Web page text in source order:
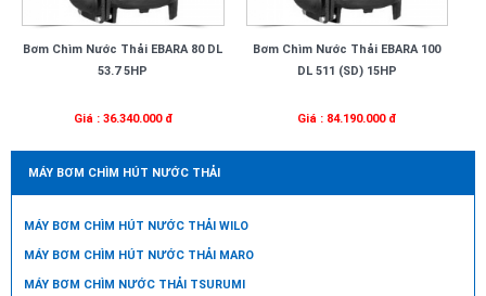
Bơm Chìm Nước Thải EBARA 80 DL
53.7 5HP
Giá : 36.340.000 đ
Bơm Chìm Nước Thải EBARA 100
DL 511 (SD) 15HP
Giá : 84.190.000 đ
MÁY BƠM CHÌM HÚT NƯỚC THẢI
MÁY BƠM CHÌM HÚT NƯỚC THẢI WILO
MÁY BƠM CHÌM HÚT NƯỚC THẢI MARO
MÁY BƠM CHÌM NƯỚC THẢI TSURUMI